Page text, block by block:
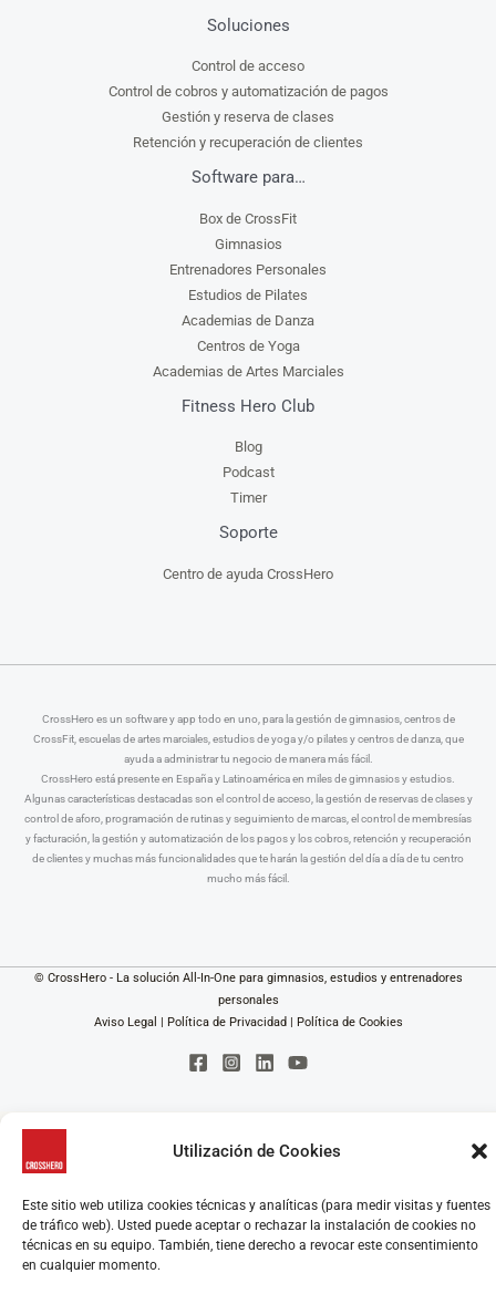
Utilización de Cookies
Este sitio web utiliza cookies técnicas y analíticas (para medir visitas y fuentes
de tráfico web). Usted puede aceptar o rechazar la instalación de cookies no
técnicas en su equipo. También, tiene derecho a revocar este consentimiento
en cualquier momento.
Soluciones
Control de acceso
Control de cobros y automatización de pagos
Gestión y reserva de clases
Retención y recuperación de clientes
Software para…
Box de CrossFit
Gimnasios
Entrenadores Personales
Estudios de Pilates
Academias de Danza
Centros de Yoga
Academias de Artes Marciales
Fitness Hero Club
Blog
Podcast
Timer
Soporte
Centro de ayuda CrossHero
CrossHero es un software y app todo en uno, para la gestión de gimnasios, centros de
CrossFit, escuelas de artes marciales, estudios de yoga y/o pilates y centros de danza, que
ayuda a administrar tu negocio de manera más fácil.
CrossHero está presente en España y Latinoamérica en miles de gimnasios y estudios.
Algunas características destacadas son el control de acceso, la gestión de reservas de clases y
control de aforo, programación de rutinas y seguimiento de marcas, el control de membresías
y facturación, la gestión y automatización de los pagos y los cobros, retención y recuperación
de clientes y muchas más funcionalidades que te harán la gestión del día a día de tu centro
mucho más fácil.
© CrossHero - La solución All-In-One para gimnasios, estudios y entrenadores
personales
Aviso Legal | Política de Privacidad | Política de Cookies